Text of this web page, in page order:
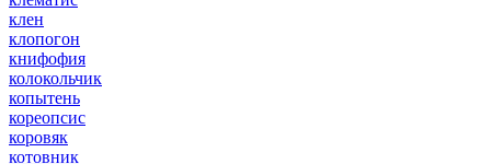
клен
клопогон
книфофия
колокольчик
копытень
кореопсис
коровяк
котовник